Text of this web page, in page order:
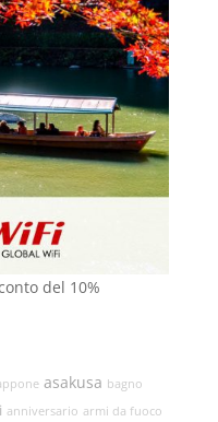
del 10%
asakusa bagno
anniversario armi da fuoco